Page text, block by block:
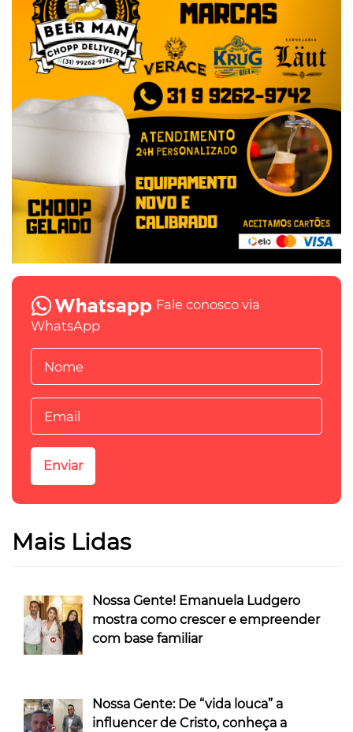
Fale conosco via
WhatsApp
Mais Lidas
Nossa Gente! Emanuela Ludgero
mostra como crescer e empreender
com base familiar
Nossa Gente: De “vida louca” a
influencer de Cristo, conheça a